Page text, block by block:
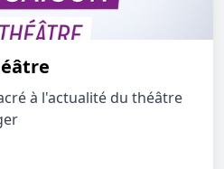
à l'actualité du théâtre